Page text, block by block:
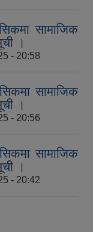
सामाजिक
।
- 20:58
सामाजिक
।
- 20:56
सामाजिक
।
- 20:42